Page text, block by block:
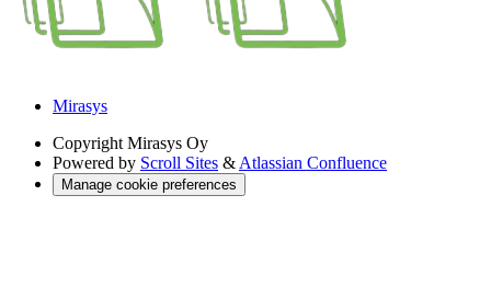
Mirasys
Copyright Mirasys Oy
Powered by Scroll Sites & Atlassian Confluence
Manage cookie preferences